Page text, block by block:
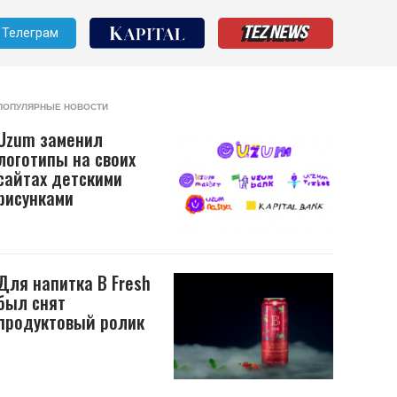
Телеграм
НОВОСТИ
заменил
на своих
детскими
напитка B Fresh
снят
ролик